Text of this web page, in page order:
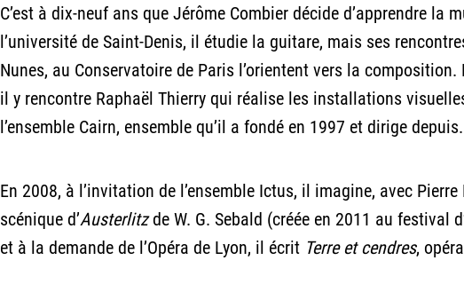
C’est à dix-neuf ans que Jérôme Combier décide d’apprendre la
l’université de Saint-Denis, il étudie la guitare, mais ses
Nunes, au Conservatoire de Paris l’orientent vers la
il y rencontre Raphaël Thierry qui réalise les installations
l’ensemble Cairn, ensemble qu’il a fondé en 1997 et dirige depuis.
En 2008, à l’invitation de l’ensemble Ictus, il imagine, avec
scénique d’Austerlitzde W. G. Sebald (créée en 2011 au festival
et à la demande de l’Opéra de Lyon, il écrit Terre et cendres,